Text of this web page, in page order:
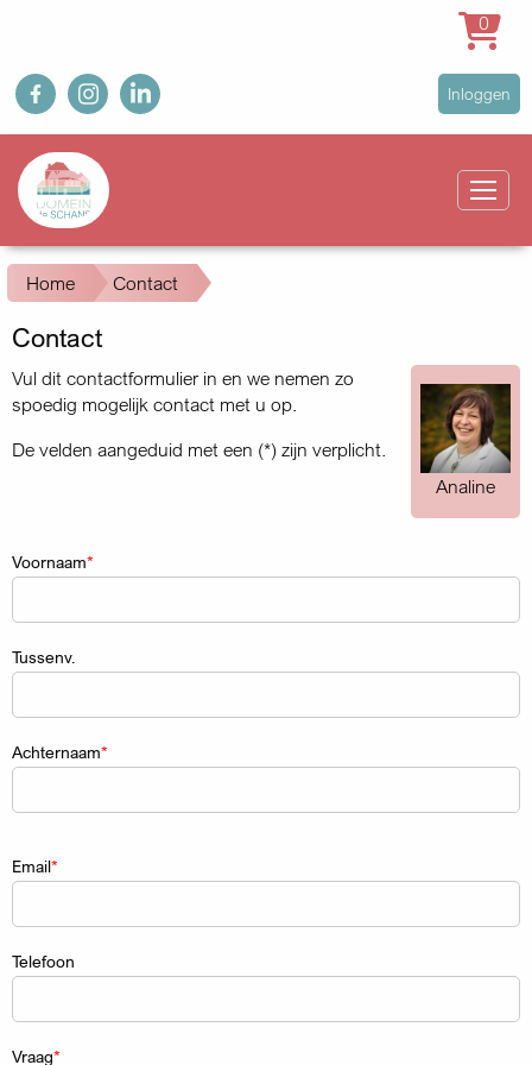
Overslaan
en
naar
inhoud
gaan
fb ig in
User
account
Inloggen
Main
navigation
0
Kruimelpad
Home Contact
Contact
Vul dit contactformulier in en we nemen zo
spoedig mogelijk contact met u op.
De velden aangeduid met een (*) zijn verplicht.
Analine
Naam
Voornaam
Tussenv.
Achternaam
Email
Telefoon
Vraag